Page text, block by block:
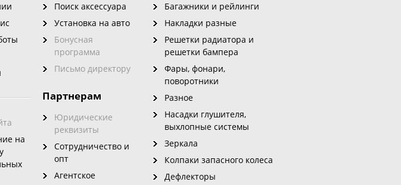
Багажники и рейлинги
Накладки разные
Решетки радиатора и
решетки бампера
Фары, фонари,
поворотники
Разное
Насадки глушителя,
выхлопные системы
Зеркала
Колпаки запасного колеса
Дефлекторы
на
Поиск аксессуара
Установка на авто
Бонусная
программа
Письмо директору
Партнерам
Юридические
реквизиты
Сотрудничество и
опт
Агентское